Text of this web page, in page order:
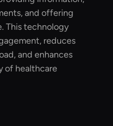
and offering
This technology
reduces
and enhances
of healthcare